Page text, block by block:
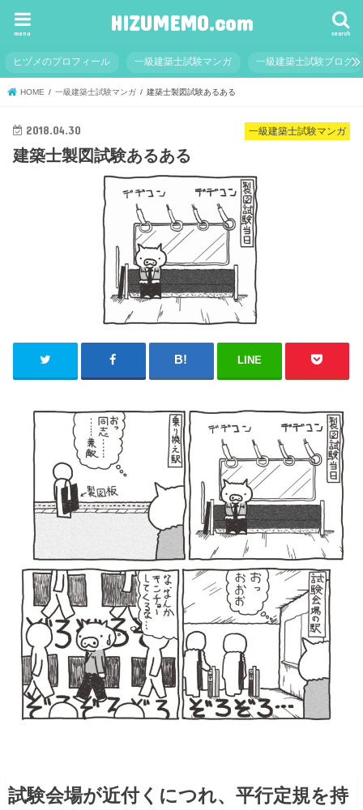
HIZUMEMO.com search
menu
ヒヅメのプロフィール 一級建築士試験マンガ 一級建築士試験ブログ
HOME 一級建築士試験マンガ 建築士製図試験あるある
一級建築士試験マンガ
2018.04.30
建築士製図試験あるある
LINE
試験会場が近付くにつれ、平行定規を持